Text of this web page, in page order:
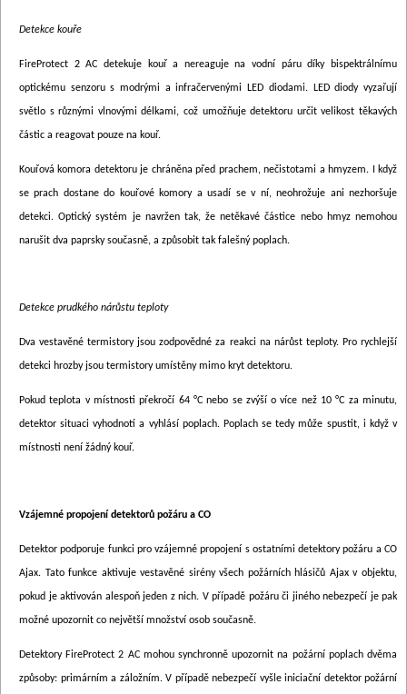
Detekce kouře
FireProtect 2 AC detekuje kouř a nereaguje na vodní páru díky bispektrálnímu
optickému senzoru s modrými a infračervenými LED diodami. LED diody vyzařují
světlo s různými vlnovými délkami, což umožňuje detektoru určit velikost těkavých
částic a reagovat pouze na kouř.
Kouřová komora detektoru je chráněna před prachem, nečistotami a hmyzem. I když
se prach dostane do kouřové komory a usadí se v ní, neohrožuje ani nezhoršuje
detekci. Optický systém je navržen tak, že netěkavé částice nebo hmyz nemohou
narušit dva paprsky současně, a způsobit tak falešný poplach.
Detekce prudkého nárůstu teploty
Dva vestavěné termistory jsou zodpovědné za reakci na nárůst teploty. Pro rychlejší
detekci hrozby jsou termistory umístěny mimo kryt detektoru.
Pokud teplota v místnosti překročí 64 °C nebo se zvýší o více než 10 °C za minutu,
detektor situaci vyhodnotí a vyhlásí poplach. Poplach se tedy může spustit, i když v
místnosti není žádný kouř.
Vzájemné propojení detektorů požáru a CO
Detektor podporuje funkci pro vzájemné propojení s ostatními detektory požáru a CO
Ajax. Tato funkce aktivuje vestavěné sirény všech požárních hlásičů Ajax v objektu,
pokud je aktivován alespoň jeden z nich. V případě požáru či jiného nebezpečí je pak
možné upozornit co největší množství osob současně.
Detektory FireProtect 2 AC mohou synchronně upozornit na požární poplach dvěma
způsoby: primárním a záložním. V případě nebezpečí vyšle iniciační detektor požární